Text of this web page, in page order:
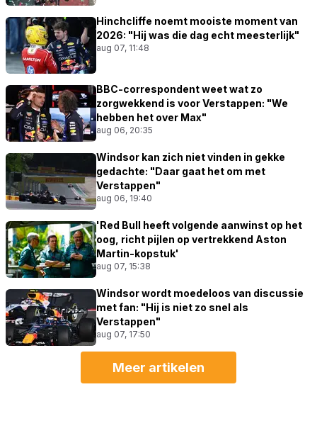
Hinchcliffe noemt mooiste moment van
2026: "Hij was die dag echt meesterlijk"
aug 07, 11:48
BBC-correspondent weet wat zo
zorgwekkend is voor Verstappen: "We
hebben het over Max"
aug 06, 20:35
Windsor kan zich niet vinden in gekke
gedachte: "Daar gaat het om met
Verstappen"
aug 06, 19:40
'Red Bull heeft volgende aanwinst op het
oog, richt pijlen op vertrekkend Aston
Martin-kopstuk'
aug 07, 15:38
Windsor wordt moedeloos van discussie
met fan: "Hij is niet zo snel als
Verstappen"
aug 07, 17:50
Meer artikelen